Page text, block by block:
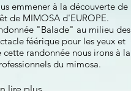
emmener à la découverte de
de MIMOSA d'EUROPE.
"Balade" au milieu des
féérique pour les yeux et
randonnée nous irons à la
du mimosa.